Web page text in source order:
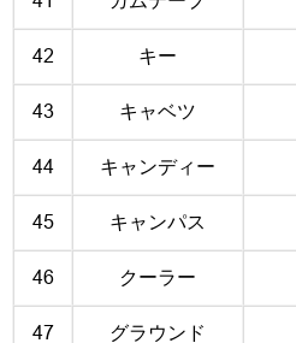
42 キー
43 キャベツ
44 キャンディー
45 キャンパス
46 クーラー
47 グラウンド